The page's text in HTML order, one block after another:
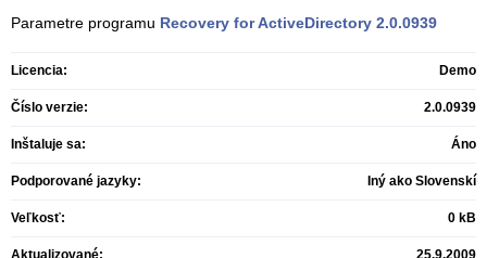
Parametre programu Recovery for ActiveDirectory 2.0.0939
Licencia: Demo
Číslo verzie: 2.0.0939
Inštaluje sa: Áno
Podporované jazyky: Iný ako Slovenskí
Veľkosť: 0 kB
Aktualizované: 25.9.2009